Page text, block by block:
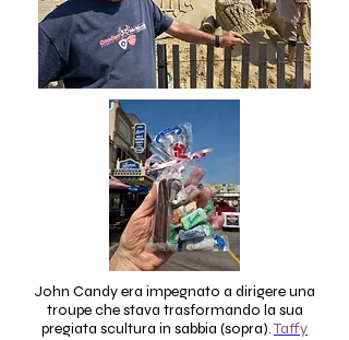
John Candy era impegnato a dirigere una
troupe che stava trasformando la sua
pregiata scultura in sabbia (sopra).Taffy